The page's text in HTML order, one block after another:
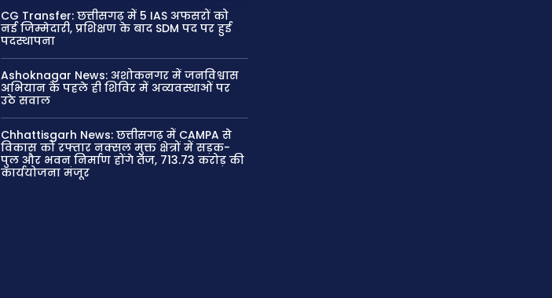
CG Transfer: छत्तीसगढ़ में 5 IAS अफसरों को
नई जिम्मेदारी, प्रशिक्षण के बाद SDM पद पर हुई
पदस्थापना
Ashoknagar News: अशोकनगर में जनविश्वास
अभियान के पहले ही शिविर में अव्यवस्थाओं पर
उठे सवाल
Chhattisgarh News: छत्तीसगढ़ में CAMPA से
विकास को रफ्तार नक्सल मुक्त क्षेत्रों में सड़क-
पुल और भवन निर्माण होंगे तेज, 713.73 करोड़ की
कार्ययोजना मंजूर